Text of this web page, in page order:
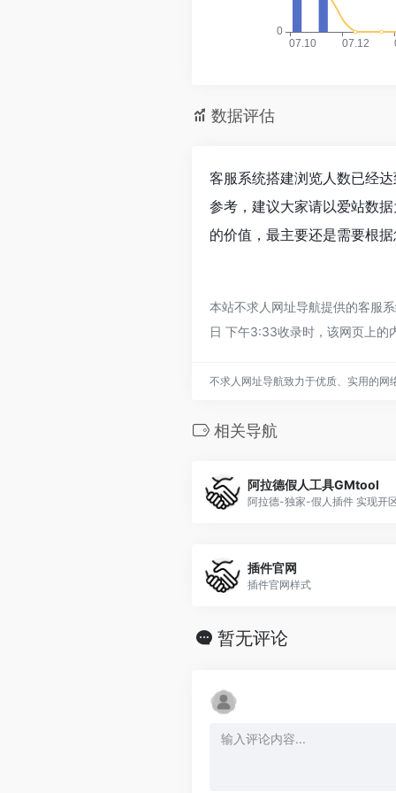
数据评估
客服系统搭建浏览人数已经
参考，建议大家请以爱站数
的价值，最主要还是需要根
本站不求人网址导航提供的客服
日 下午3:33收录时，该网页上的
不求人网址导航致力于优质、实用的网
相关导航
阿拉德假人工具GMtool
插件官网
插件官网样式
暂无评论